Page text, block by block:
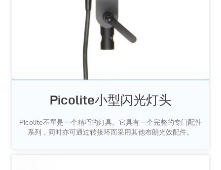
Picolite小型闪光灯头
Picolite不單是一个精巧的灯具。它具有一个完整的专门配件
系列，同时亦可通过转接环而采用其他布朗光效配件。